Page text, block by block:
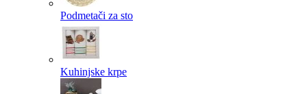
Podmetači za sto
Kuhinjske krpe